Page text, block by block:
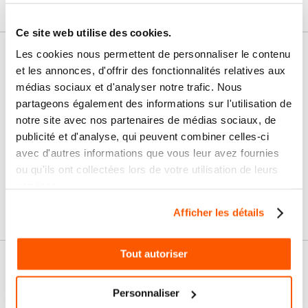
Ce site web utilise des cookies.
Les cookies nous permettent de personnaliser le contenu
et les annonces, d'offrir des fonctionnalités relatives aux
médias sociaux et d'analyser notre trafic. Nous
partageons également des informations sur l'utilisation de
notre site avec nos partenaires de médias sociaux, de
publicité et d'analyse, qui peuvent combiner celles-ci
avec d'autres informations que vous leur avez fournies
ou qu'ils ont collectées lors de votre utilisation de leurs
Afficher les détails
Tout autoriser
Personnaliser
Nos services
Paiement
100% sécurisé
Paiement en
3x sans frais
Livraison
24/72H
SAV & Retours
Nos conseils